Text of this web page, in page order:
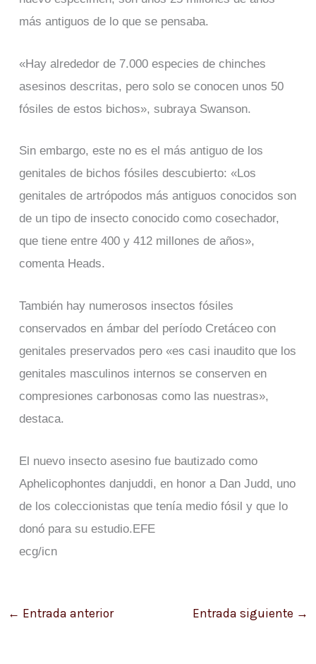
más antiguos de lo que se pensaba.
«Hay alrededor de 7.000 especies de chinches
asesinos descritas, pero solo se conocen unos 50
fósiles de estos bichos», subraya Swanson.
Sin embargo, este no es el más antiguo de los
genitales de bichos fósiles descubierto: «Los
genitales de artrópodos más antiguos conocidos son
de un tipo de insecto conocido como cosechador,
que tiene entre 400 y 412 millones de años»,
comenta Heads.
También hay numerosos insectos fósiles
conservados en ámbar del período Cretáceo con
genitales preservados pero «es casi inaudito que los
genitales masculinos internos se conserven en
compresiones carbonosas como las nuestras»,
destaca.
El nuevo insecto asesino fue bautizado como
Aphelicophontes danjuddi, en honor a Dan Judd, uno
de los coleccionistas que tenía medio fósil y que lo
donó para su estudio.EFE
ecg/icn
← Entrada anterior Entrada siguiente →